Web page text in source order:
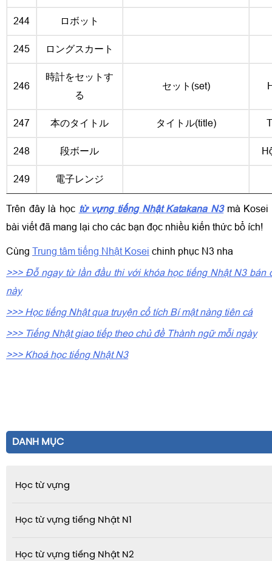
244 ロボット
245 ロングスカート
246
時計をセットす
る
セット(set)
247 本のタイトル タイトル(title)
248 段ボール
249 電子レンジ
Trên đây là học từ vựng tiếng Nhật Katakana N3mà Kosei
bài viết đã mang lại cho các bạn đọc nhiều kiến thức bổ ích!
Cùng Trung tâm tiếng Nhật Kosei chinh phục N3 nha
>>> Đỗ ngay từ lần đầu thi với khóa học tiếng Nhật N3 bán
này
>>> Học tiếng Nhật qua truyện cổ tích Bí mật nàng tiên cá
>>> Tiếng Nhật giao tiếp theo chủ đề Thành ngữ mỗi ngày
>>> Khoá học tiếng Nhật N3
DANH MỤC
Học từ vựng
Học từ vựng tiếng Nhật N1
Học từ vựng tiếng Nhật N2